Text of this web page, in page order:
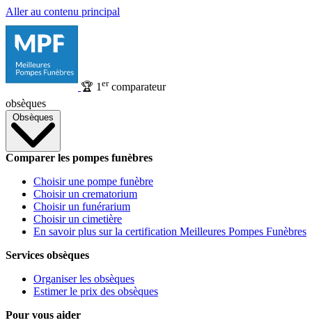
Aller au contenu principal
🏆 1 ercomparateur
obsèques
Obsèques
Comparer les pompes funèbres
Choisir une pompe funèbre
Choisir un crematorium
Choisir un funérarium
Choisir un cimetière
En savoir plus sur la certification Meilleures Pompes Funèbres
Services obsèques
Organiser les obsèques
Estimer le prix des obsèques
Pour vous aider